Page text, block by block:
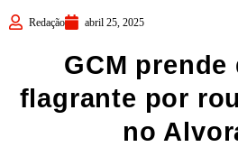
Redação abril 25, 2025
GCM prende
flagrante por
no